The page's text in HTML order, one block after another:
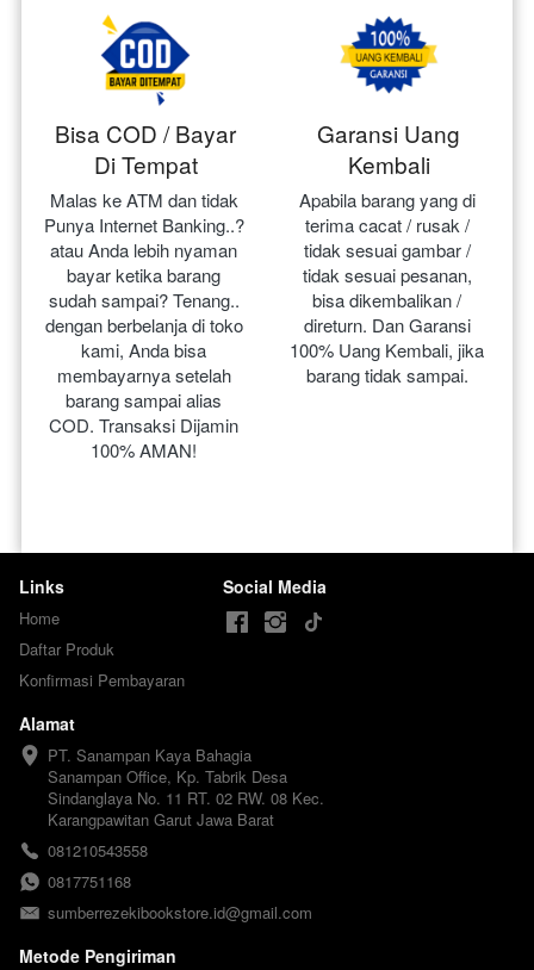
Bisa COD / Bayar
Di Tempat
Malas ke ATM dan tidak
Punya Internet Banking..?
atau Anda lebih nyaman
bayar ketika barang
sudah sampai? Tenang..
dengan berbelanja di toko
kami, Anda bisa
membayarnya setelah
barang sampai alias
COD. Transaksi Dijamin
100% AMAN!
Garansi Uang
Kembali
Apabila barang yang di
terima cacat / rusak /
tidak sesuai gambar /
tidak sesuai pesanan,
bisa dikembalikan /
direturn. Dan Garansi
100% Uang Kembali, jika
barang tidak sampai.
Links
Home
Daftar Produk
Konfirmasi Pembayaran
Social Media
Alamat
PT. Sanampan Kaya Bahagia
Sanampan Office, Kp. Tabrik Desa
Sindanglaya No. 11 RT. 02 RW. 08 Kec.
Karangpawitan Garut Jawa Barat
081210543558
0817751168
sumberrezekibookstore.id@gmail.com
Metode Pengiriman